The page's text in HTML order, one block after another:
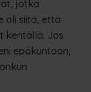
jotka
oli siitä, että
kentällä. Jos
epäkuntoon,